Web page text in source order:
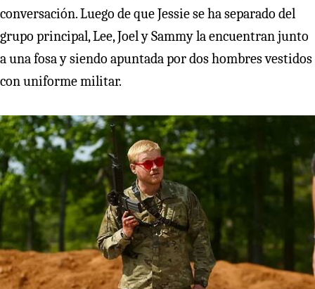
conversación. Luego de que Jessie se ha separado del
grupo principal, Lee, Joel y Sammy la encuentran junto
a una fosa y siendo apuntada por dos hombres vestidos
con uniforme militar.